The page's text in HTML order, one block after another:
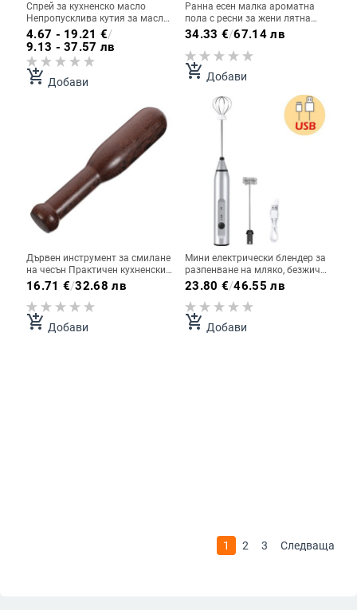
Спрей за кухненско масло
Непропусклива кутия за масло
Стъклена спрей бутилка Кухня
Домакински за готвене Кухня
Салата Барбекю Печене
4.67 - 19.21 €/
9.13 - 37.57 лв
add_shopping_cart Добави
Ранна есен малка ароматна
пола с ресни за жени лятна
розова пола с висока талия
ханш пола малка A-силует къса
пола
34.33 €/67.14 лв
add_shopping_cart Добави
Дървен инструмент за смилане
на чесън Практичен кухненски
дървен пестик Кухненски
аксесоари Accesorios De Cocina
Хоросан Мелница за трева
16.71 €/32.68 лв
add_shopping_cart Добави
Мини електрически блендер за
разпенване на мляко, безжичен
миксер за разбиване на кафе,
ръчна бъркалка за яйца,
миксер за разбиване на
капучино, кухненска бъркалка,
инструменти
23.80 €/46.55 лв
add_shopping_cart Добави
1 2 3 Следваща